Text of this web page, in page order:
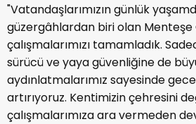
"Vatandaşlarımızın günlük
güzergâhlardan biri olan Menteşe
çalışmalarımızı tamamladık.
sürücü ve yaya güvenliğine de
aydınlatmalarımız sayesinde
artırıyoruz. Kentimizin çehresini
çalışmalarımıza ara vermeden